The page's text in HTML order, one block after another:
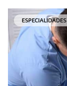
ESPECIALIDADES